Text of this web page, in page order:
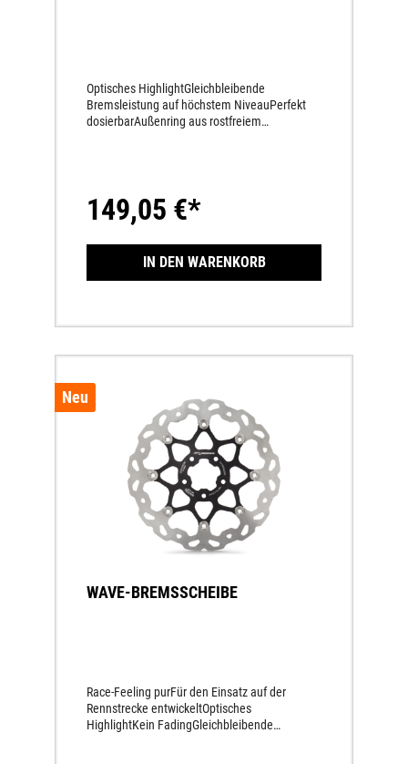
Optisches HighlightGleichbleibende
Bremsleistung auf höchstem NiveauPerfekt
dosierbarAußenring aus rostfreiem
149,05 €*
IN DEN WARENKORB
Neu
WAVE-BREMSSCHEIBE
Race-Feeling purFür den Einsatz auf der
Rennstrecke entwickeltOptisches
HighlightKein FadingGleichbleibende